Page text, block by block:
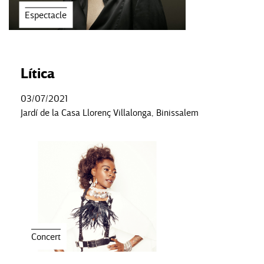
Espectacle
Lítica
03/07/2021
Jardí de la Casa Llorenç Villalonga, Binissalem
Concert